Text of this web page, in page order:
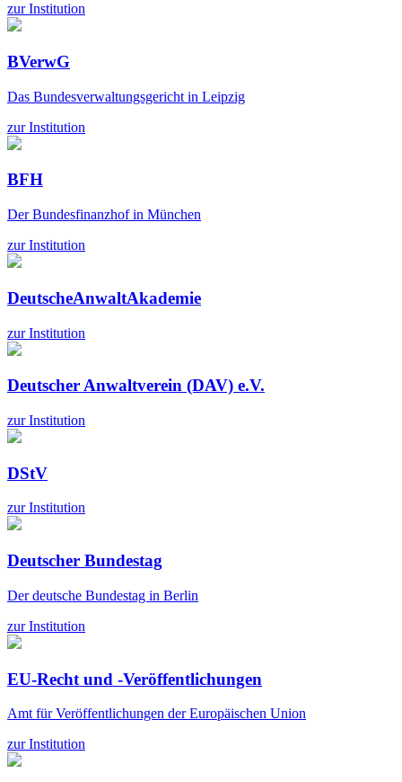
zur Institution
BVerwG
Das Bundesverwaltungsgericht in Leipzig
zur Institution
BFH
Der Bundesfinanzhof in München
zur Institution
DeutscheAnwaltAkademie
zur Institution
Deutscher Anwaltverein (DAV) e.V.
zur Institution
DStV
zur Institution
Deutscher Bundestag
Der deutsche Bundestag in Berlin
zur Institution
EU-Recht und -Veröffentlichungen
Amt für Veröffentlichungen der Europäischen Union
zur Institution